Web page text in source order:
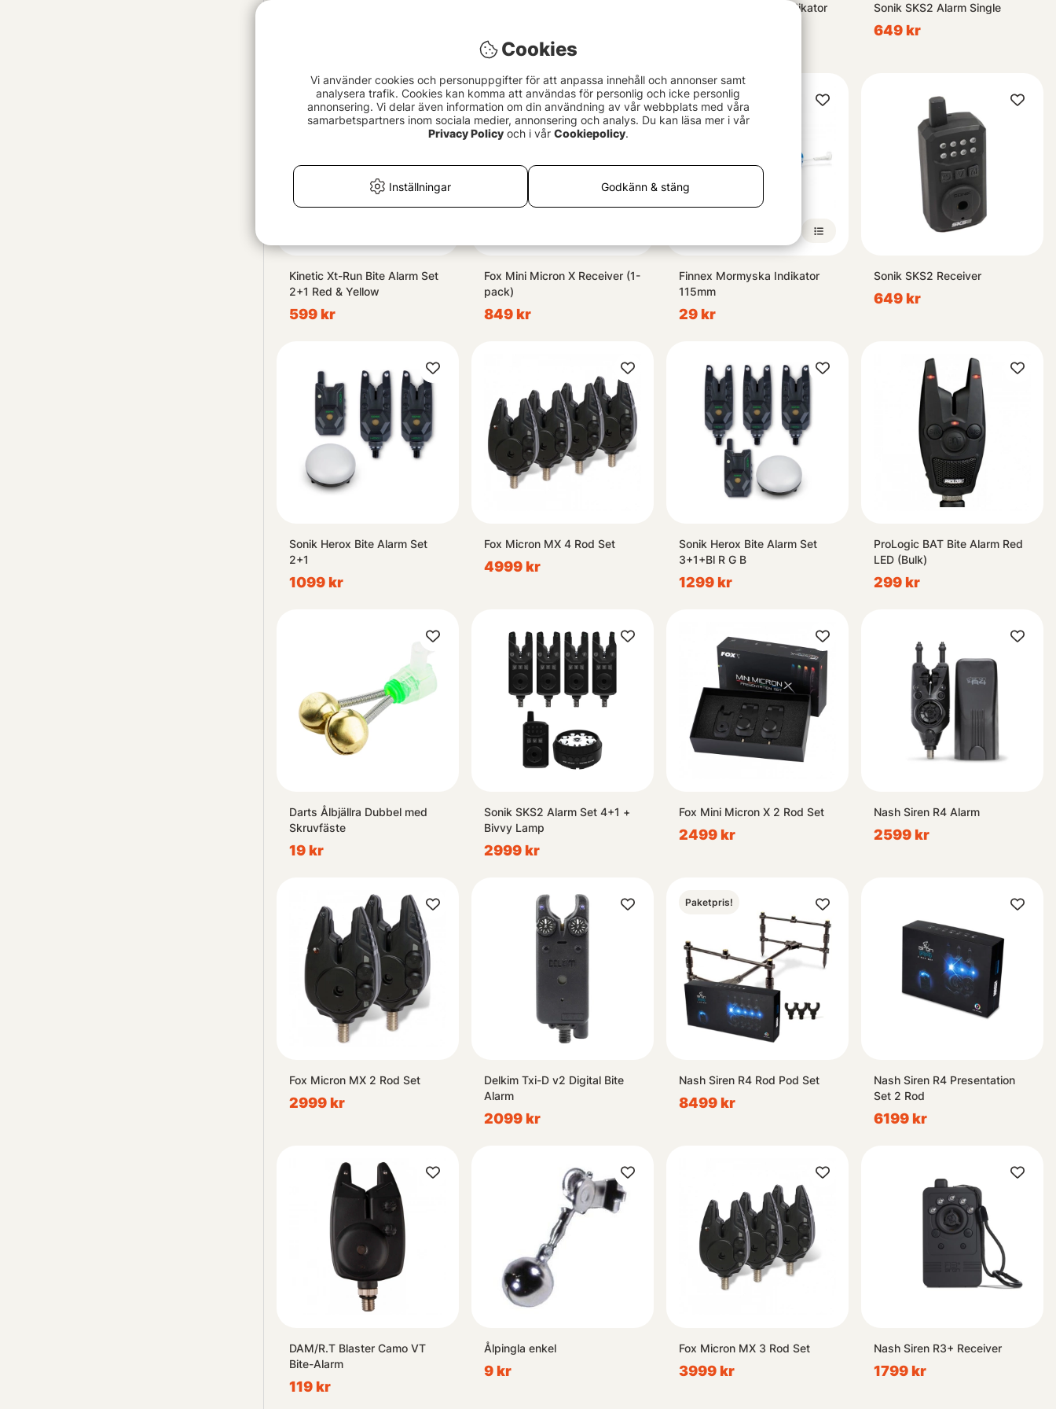
1949 kr
Ålpingla Enkel Nappindikator
Sonik SKS2 Alarm Single
649 kr
Kinetic Xt-Run Bite Alarm Set
2+1 Red & Yellow
599 kr
Fox Mini Micron X Receiver (1-
pack)
849 kr
Finnex Mormyska Indikator
115mm
29 kr
Sonik SKS2 Receiver
649 kr
Sonik Herox Bite Alarm Set
2+1
1099 kr
Fox Micron MX 4 Rod Set
4999 kr
Sonik Herox Bite Alarm Set
3+1+Bl R G B
1299 kr
ProLogic BAT Bite Alarm Red
LED (Bulk)
299 kr
Darts Ålbjällra Dubbel med
Skruvfäste
19 kr
Sonik SKS2 Alarm Set 4+1 +
Bivvy Lamp
2999 kr
Fox Mini Micron X 2 Rod Set
2499 kr
Nash Siren R4 Alarm
2599 kr
Fox Micron MX 2 Rod Set
2999 kr
Delkim Txi-D v2 Digital Bite
Alarm
2099 kr
Paketpris!
Nash Siren R4 Rod Pod Set
8499 kr
Nash Siren R4 Presentation
Set 2 Rod
6199 kr
DAM/R.T Blaster Camo VT
Bite-Alarm
119 kr
Ålpingla enkel
9 kr
Fox Micron MX 3 Rod Set
3999 kr
Nash Siren R3+ Receiver
1799 kr
Cookies
Vi använder cookies och personuppgifter för att anpassa innehåll och annonser samt
analysera trafik. Cookies kan komma att användas för personlig och icke personlig
annonsering. Vi delar även information om din användning av vår webbplats med våra
samarbetspartners inom sociala medier, annonsering och analys. Du kan läsa mer i vår
Privacy Policyoch i vår Cookiepolicy.
Inställningar Godkänn & stäng